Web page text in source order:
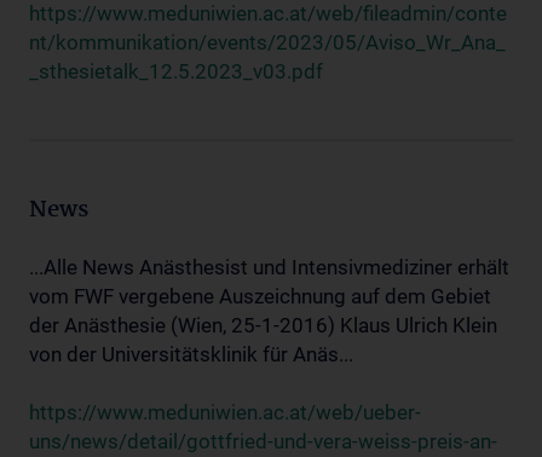
https://www.meduniwien.ac.at/web/fileadmin/conte
nt/kommunikation/events/2023/05/Aviso_Wr_Ana_
_sthesietalk_12.5.2023_v03.pdf
News
...Alle News Anästhesist und Intensivmediziner erhält
vom FWF vergebene Auszeichnung auf dem Gebiet
der Anästhesie (Wien, 25-1-2016) Klaus Ulrich Klein
von der Universitätsklinik für Anäs...
https://www.meduniwien.ac.at/web/ueber-
uns/news/detail/gottfried-und-vera-weiss-preis-an-